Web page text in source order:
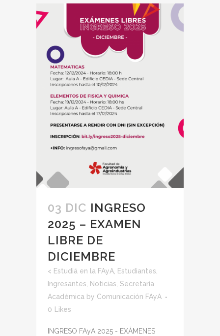
03 DIC INGRESO
2025 – EXAMEN
LIBRE DE
DICIEMBRE
< Estudiá en la FAyA, Estudiantes,
Ingresantes, Noticias, Secretaría
Académica by Comunicación FAyA
0 Likes
INGRESO FAyA 2025 - EXÁMENES